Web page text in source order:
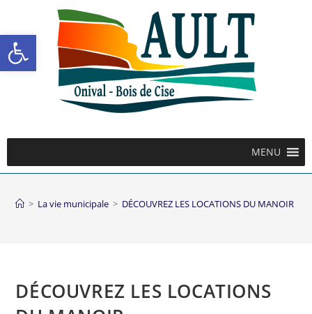
Ouvrir la barre d’outils
MENU
> La vie municipale > DÉCOUVREZ LES LOCATIONS DU MANOIR
DÉCOUVREZ LES LOCATIONS